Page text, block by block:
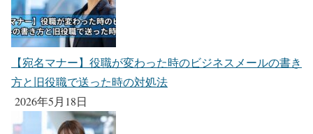
【宛名マナー】役職が変わった時のビジネスメールの書き
方と旧役職で送った時の対処法
2026年5月18日